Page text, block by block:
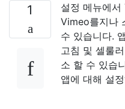
1
설정 메뉴에
Vimeo를지나
수 있습니다.
고침 및 셀룰
소 할 수 있습
앱에 대해 설